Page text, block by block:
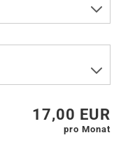
17,00 EUR
pro Monat